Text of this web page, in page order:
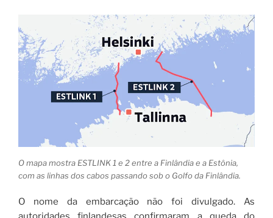
O mapa mostra ESTLINK 1 e 2 entre a Finlândia e a Estônia,
com as linhas dos cabos passando sob o Golfo da Finlândia.
O nome da embarcação não foi divulgado. As